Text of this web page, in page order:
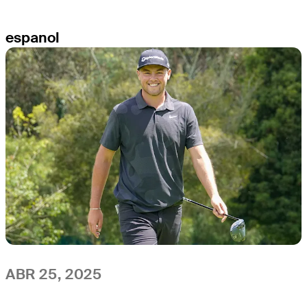
espanol
ABR 25, 2025